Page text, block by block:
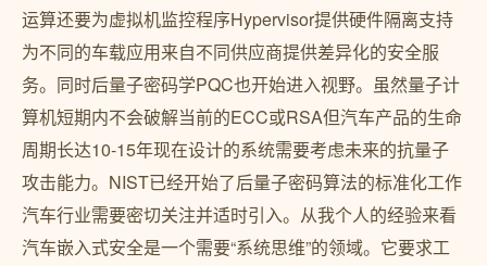
运算还要为虚拟机监控程序Hypervisor提供硬件隔离支持
为不同的车载应用来自不同供应商提供差异化的安全服
务。同时后量子密码学PQC也开始进入视野。虽然量子计
算机短期内不会破解当前的ECC或RSA但汽车产品的生命
周期长达10-15年现在设计的系统需要考虑未来的抗量子
攻击能力。NIST已经开始了后量子密码算法的标准化工作
汽车行业需要密切关注并适时引入。从我个人的经验来看
汽车嵌入式安全是一个需要“系统思维”的领域。它要求工